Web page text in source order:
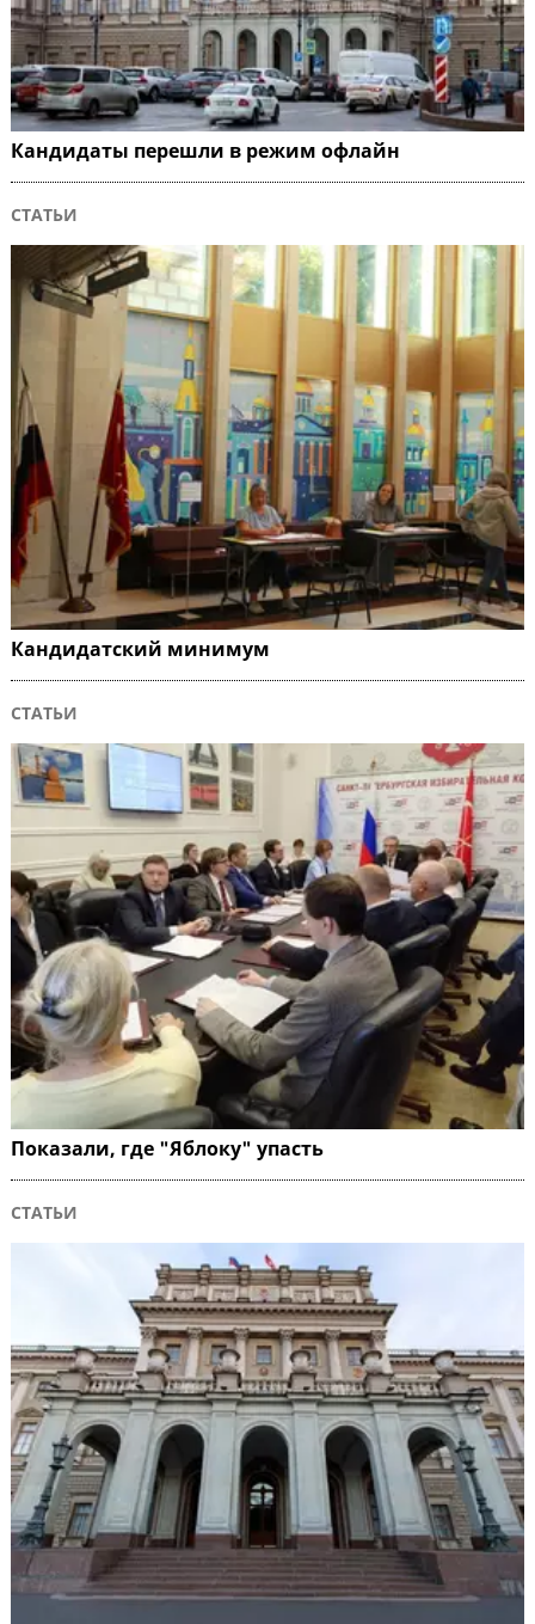
Кандидаты перешли в режим офлайн
СТАТЬИ
Кандидатский минимум
СТАТЬИ
Показали, где "Яблоку" упасть
СТАТЬИ